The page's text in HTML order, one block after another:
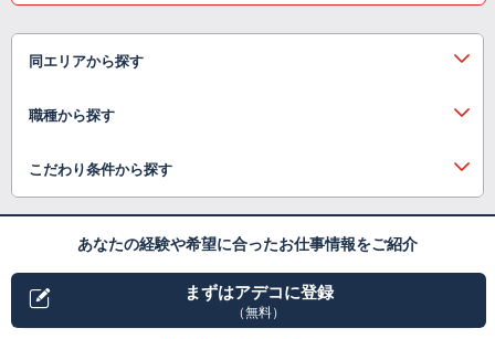
同エリアから探す
職種から探す
こだわり条件から探す
あなたの経験や希望に合ったお仕事情報をご紹介
まずはアデコに登録
（無料）